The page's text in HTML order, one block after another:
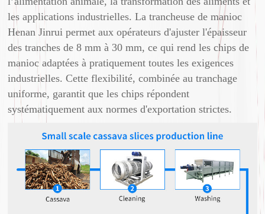
les applications industrielles. La trancheuse de manioc
Henan Jinrui permet aux opérateurs d'ajuster l'épaisseur
des tranches de 8 mm à 30 mm, ce qui rend les chips de
manioc adaptées à pratiquement toutes les exigences
industrielles. Cette flexibilité, combinée au tranchage
uniforme, garantit que les chips répondent
systématiquement aux normes d'exportation strictes.